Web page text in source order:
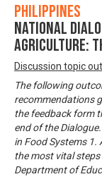
Philippines
National
Agriculture:
Discussion topic
The following
recommendations
the feedback form
end of the
in Food Systems 1.
the most vital
Department of